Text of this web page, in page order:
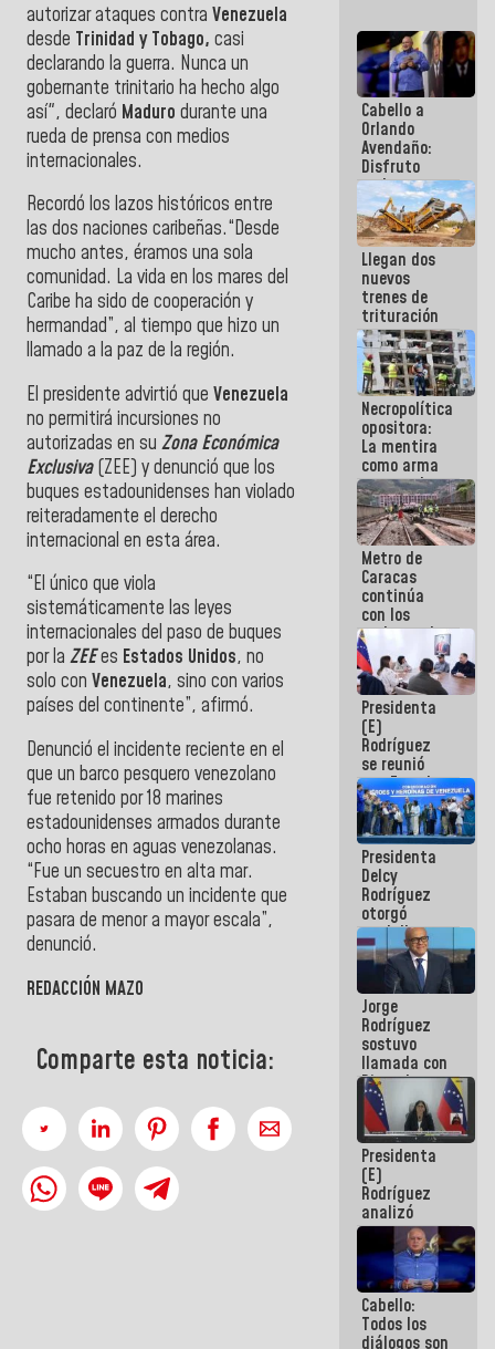
autorizar ataques contra Venezuela
desde Trinidad y Tobago, casi
declarando la guerra. Nunca un
gobernante trinitario ha hecho algo
así", declaró Maduro durante una
rueda de prensa con medios
internacionales.
Recordó los lazos históricos entre
las dos naciones caribeñas.“Desde
mucho antes, éramos una sola
comunidad. La vida en los mares del
Caribe ha sido de cooperación y
hermandad”, al tiempo que hizo un
llamado a la paz de la región.
El presidente advirtió que Venezuela
no permitirá incursiones no
autorizadas en su Zona Económica
Exclusiva(ZEE) y denunció que los
buques estadounidenses han violado
reiteradamente el derecho
internacional en esta área.
“El único que viola
sistemáticamente las leyes
internacionales del paso de buques
por la ZEEes Estados Unidos, no
solo con Venezuela, sino con varios
países del continente”, afirmó.
Denunció el incidente reciente en el
que un barco pesquero venezolano
fue retenido por 18 marines
estadounidenses armados durante
ocho horas en aguas venezolanas.
“Fue un secuestro en alta mar.
Estaban buscando un incidente que
pasara de menor a mayor escala”,
denunció.
REDACCIÓN MAZO
Comparte esta noticia:
Cabello a
Orlando
Avendaño:
Disfruto
cada vez
que escribes
porque lo
que haces
es
embarrarla
Llegan dos
nuevos
trenes de
trituración
para
optimizar
manejo de
escombros
en La Guaira
Necropolítica
opositora:
La mentira
como arma
contra el
Pueblo
Metro de
Caracas
continúa
con los
trabajos de
mantenimiento
e inspección
en la Línea 2
Presidenta
(E)
Rodríguez
se reunió
con Estado
Mayor
Eléctrico
para
abordar
planes de
acción
Presidenta
Delcy
Rodríguez
otorgó
medalla
"Héroe de
Venezuela"
a servidores
públicos
Jorge
Rodríguez
sostuvo
llamada con
Dinorah
Figuera y
acuerdan
primer
encuentro
presencial
para el
diálogo
Presidenta
(E)
Rodríguez
analizó
junto a
gobernadores
planes de
recuperación
del Sistema
Eléctrico
Cabello:
Todos los
diálogos son